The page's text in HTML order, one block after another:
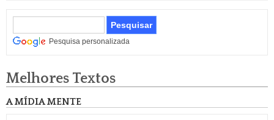
Pesquisa personalizada
Melhores Textos
A MÍDIA MENTE